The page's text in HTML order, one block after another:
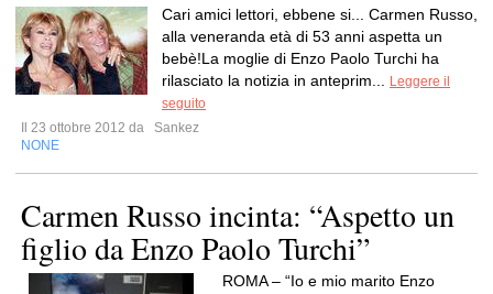
Cari amici lettori, ebbene si... Carmen Russo,
alla veneranda età di 53 anni aspetta un
bebè!La moglie di Enzo Paolo Turchi ha
rilasciato la notizia in anteprim...
Leggere il
seguito
Il 23 ottobre 2012 da
Sankez
NONE
Carmen Russo incinta: “Aspetto un
figlio da Enzo Paolo Turchi”
ROMA – “Io e mio marito Enzo